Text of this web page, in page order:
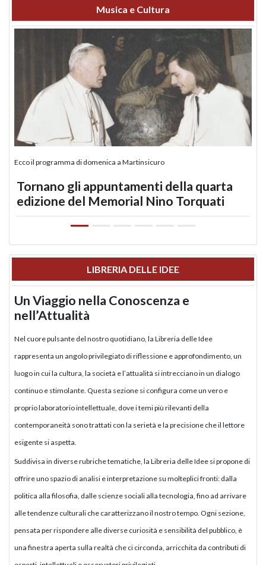
Musica e Cultura
Ecco il programma di domenica a Martinsicuro
Tornano gli appuntamenti della quarta
edizione del Memorial Nino Torquati
LIBRERIA DELLE IDEE
Un Viaggio nella Conoscenza e
nell’Attualità
Nel cuore pulsante del nostro quotidiano, la Libreria delle Idee
rappresenta un angolo privilegiato di riflessione e approfondimento, un
luogo in cui la cultura, la società e l’attualità si intrecciano in un dialogo
continuo e stimolante. Questa sezione si configura come un vero e
proprio laboratorio intellettuale, dove i temi più rilevanti della
contemporaneità sono trattati con la serietà e la precisione che il lettore
esigente si aspetta.
Suddivisa in diverse rubriche tematiche, la Libreria delle Idee si propone di
offrire uno spazio di analisi e interpretazione su molteplici fronti: dalla
politica alla filosofia, dalle scienze sociali alla tecnologia, fino ad arrivare
alle tendenze culturali che caratterizzano il nostro tempo. Ogni sezione,
pensata per rispondere alle diverse curiosità e sensibilità del pubblico, è
una finestra aperta sulla realtà che ci circonda, arricchita da contributi di